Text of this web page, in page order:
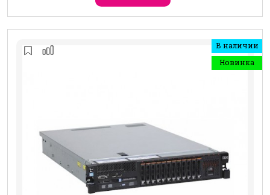
В наличии
Новинка